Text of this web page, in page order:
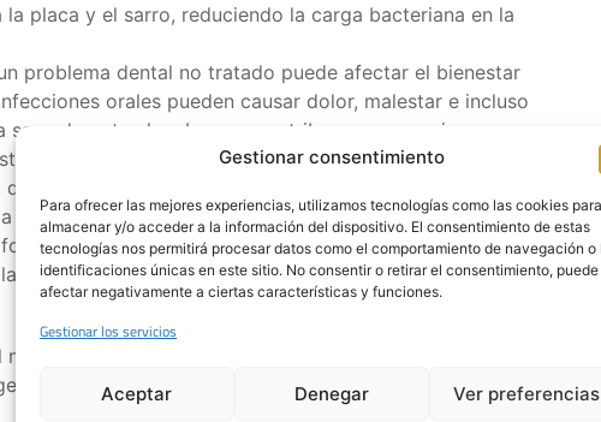
Gestionar consentimiento
Para ofrecer las mejores experiencias, utilizamos tecnologías como las cookies para
almacenar y/o acceder a la información del dispositivo. El consentimiento de estas
tecnologías nos permitirá procesar datos como el comportamiento de navegación o
identificaciones únicas en este sitio. No consentir o retirar el consentimiento, puede
afectar negativamente a ciertas características y funciones.
Gestionar los servicios
Aceptar Denegar Ver preferencias
placa y el sarro, reduciendo la carga bacteriana en la
problema dental no tratado puede afectar el bienestar
orales pueden causar dolor, malestar e incluso
durante el embarazo contribuye a una mejor
etapa.
durante el embarazo, algunas mujeres experimentan un
boca debido a las náuseas y los vómitos. Este ambiente
de caries. La limpieza dental elimina los
bacteriana, reduciendo así el riesgo de caries
solo beneficia la salud bucal de la madre, sino que
del embarazo y al bienestar del bebé.